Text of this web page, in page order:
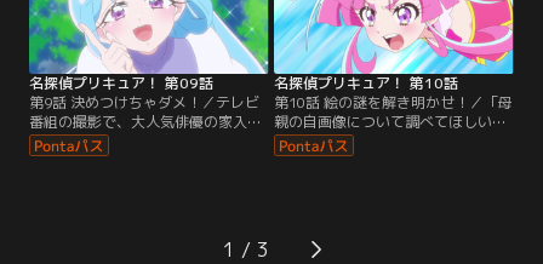
名探偵プリキュア！ 第09話
第9話 決めつけちゃダメ！／テレビ
番組の撮影で、大人気俳優の家入し
るくがまことみらい学園にやってく
る。演劇部の劇に参加するという企
名探偵プリキュア！ 第10話
第10話 絵の謎を解き明かせ！／「母
親の自画像について調べてほしい」
という依頼人がキュアット探偵事務
所にやってくる。有名な風景画家だ
1